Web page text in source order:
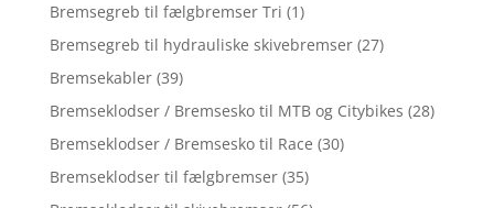
Bremsegreb til fælgbremser Tri (1)
Bremsegreb til hydrauliske skivebremser (27)
Bremsekabler (39)
Bremseklodser / Bremsesko til MTB og Citybikes (28)
Bremseklodser / Bremsesko til Race (30)
Bremseklodser til fælgbremser (35)